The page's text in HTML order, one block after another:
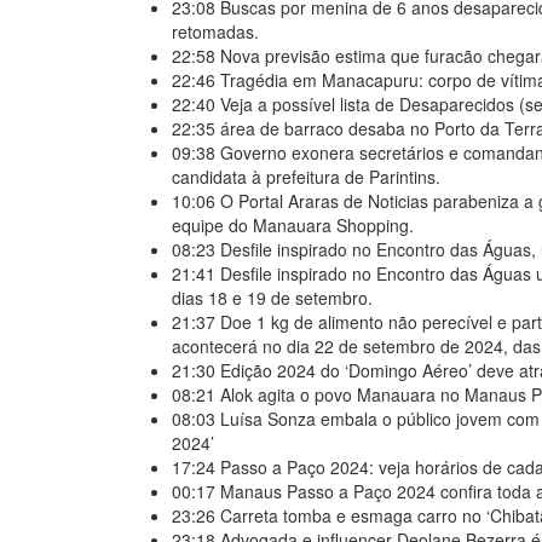
23:08 Buscas por menina de 6 anos
retomadas.
22:58 Nova previsão estima que furacão
22:46 Tragédia em Manacapuru: corpo de
22:40 Veja a possível lista de Desaparecidos
22:35 área de barraco desaba no Porto da
09:38 Governo exonera secretários e
candidata à prefeitura de Parintins.
10:06 O Portal Araras de Noticias parabeniza
equipe do Manauara Shopping.
08:23 Desfile inspirado no Encontro das
21:41 Desfile inspirado no Encontro das
dias 18 e 19 de setembro.
21:37 Doe 1 kg de alimento não perecível e
acontecerá no dia 22 de setembro de 2024,
21:30 Edição 2024 do ‘Domingo Aéreo’ deve
08:21 Alok agita o povo Manauara no Manaus
08:03 Luísa Sonza embala o público jovem
2024’
17:24 Passo a Paço 2024: veja horários de
00:17 Manaus Passo a Paço 2024 confira
23:26 Carreta tomba e esmaga carro no